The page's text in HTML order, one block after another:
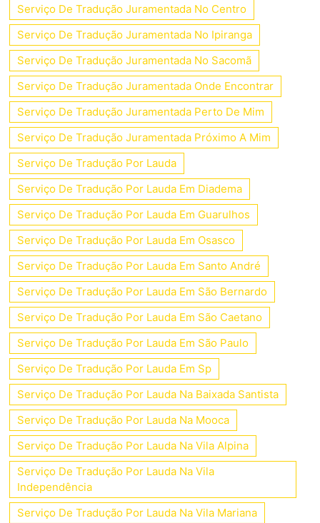
Serviço De Tradução Juramentada No Centro
Serviço De Tradução Juramentada No Ipiranga
Serviço De Tradução Juramentada No Sacomã
Serviço De Tradução Juramentada Onde Encontrar
Serviço De Tradução Juramentada Perto De Mim
Serviço De Tradução Juramentada Próximo A Mim
Serviço De Tradução Por Lauda
Serviço De Tradução Por Lauda Em Diadema
Serviço De Tradução Por Lauda Em Guarulhos
Serviço De Tradução Por Lauda Em Osasco
Serviço De Tradução Por Lauda Em Santo André
Serviço De Tradução Por Lauda Em São Bernardo
Serviço De Tradução Por Lauda Em São Caetano
Serviço De Tradução Por Lauda Em São Paulo
Serviço De Tradução Por Lauda Em Sp
Serviço De Tradução Por Lauda Na Baixada Santista
Serviço De Tradução Por Lauda Na Mooca
Serviço De Tradução Por Lauda Na Vila Alpina
Serviço De Tradução Por Lauda Na Vila
Independência
Serviço De Tradução Por Lauda Na Vila Mariana